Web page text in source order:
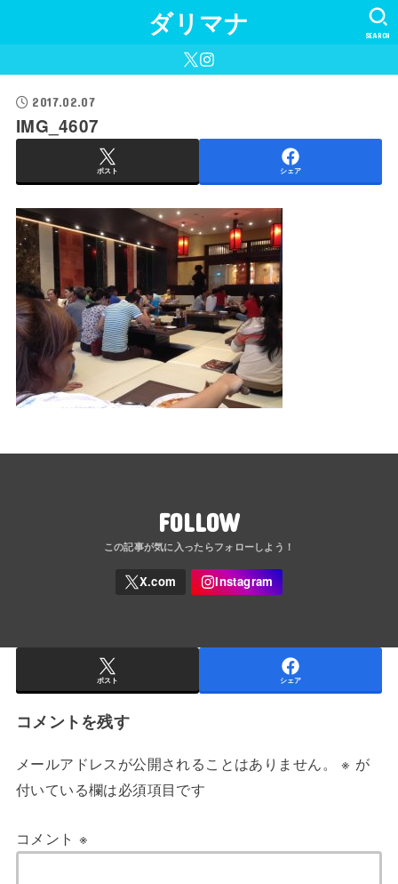
ダリマナ SEARCH
2017.02.07
IMG_4607
ポスト シェア
FOLLOW
ポスト シェア
コメントを残す
メールアドレスが公開されることはありません。 ※ が
付いている欄は必須項目です
コメント ※